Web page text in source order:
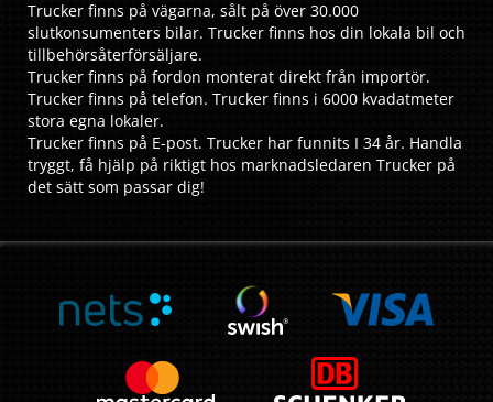
Trucker finns på vägarna, sålt på över 30.000
slutkonsumenters bilar. Trucker finns hos din lokala bil och
tillbehörsåterförsäljare.
Trucker finns på fordon monterat direkt från importör.
Trucker finns på telefon. Trucker finns i 6000 kvadatmeter
stora egna lokaler.
Trucker finns på E-post. Trucker har funnits I 34 år. Handla
tryggt, få hjälp på riktigt hos marknadsledaren Trucker på
det sätt som passar dig!